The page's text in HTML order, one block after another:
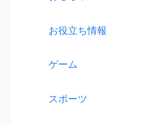
お役立ち情報
ゲーム
スポーツ